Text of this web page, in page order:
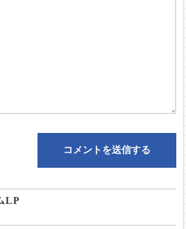
LP